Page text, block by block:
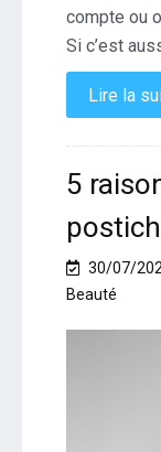
compte ou
Si c’est
Lire la
5
30/07/
Beauté